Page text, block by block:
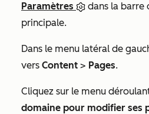
Paramètres
dans la barre
principale.
Dans le menu latéral de
vers Content > Pages.
Cliquez sur le menu
domaine pour modifier ses